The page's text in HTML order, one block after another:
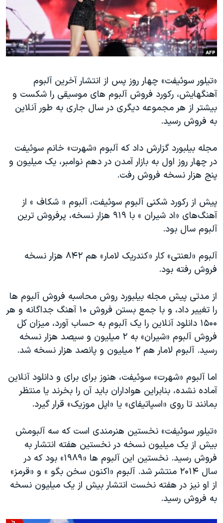
فرهنگ و زندگی
حقوق شهروندی
اقتصادی
اسرائیل در جنگ
گالری عکس
آرشیو پخش زنده
مستندها
انتخابات ریاست جمهوری آمریکا ۲۰۲۴
حمله جمهوری اسلامی به اسرائیل
ورزش زنان در ایران
اعتراضات زن، زندگی، آزادی
مجموعه مستندهای دادخواهی
دادگاه حمید نوری
چهل سال گروگان‌گیری
اعتراضات مردمی آبان ۹۸
اسرائیل در جنگ
همایش محافظه‌کاران آمریکا «سی‌پک»
سفر پرزیدنت ترامپ به چین
دنبال کنید
زبانهای مختلف
«تیلور سوئیفت» چهار روز پس از انتشار آخرین آلبوم
آهنگهایش، رکورد فروش آلبوم های موسیقی را شکست و
بیشتر از هر مجموعه دیگری در سال جاری به طور آنلاین
به فروش رسید.
مجله بیلبورد گزارش داد که آلبوم «شهرت» خانم سوئیفت
در چهار روز اول به بازار آمدن در دهم نوامبر، یک میلیون و
پنج هزار نسخه فروش رفت.
پیش از رکورد شکنی آلبوم سوئیفت، آلبوم « شکاف » از
آهنگ‌های «اد شیران » با ۹۱۹ هزار نسخه، پرفروش ترین
آلبوم سال بود.
آلبوم «لعنتی» کار «کندریک لامار» هم ۸۴۲ هزار نسخه
فروش رفته بود.
از مدتی پیش مجله بیلبورد روش محاسبه فروش آلبوم ها
را تغییر داد، و با جمع بستن فروش ۱۰ آهنگ جداگانه و هر
۱۵۰۰ دانلود آنلاین را یک آلبوم به حساب آورد، میزان کل
فروش آلبوم «شیران» به ۲ میلیون و سیصد هزار نسخه
رسید. آلبوم لامار هم ۲ میلیون و پانصد هزار نسخه شد.
اما آلبوم «شهرت» سوئیفت، هنوز برای برای و دانلود آنلاین
آماده نشده، بنابراین هواداران باید آن را بخرند یا منتظر
بمانند تا روی «اسپاتیفای» یا «اپل موزیک» قرار گیرد.
«تیلور سوئیفت» نخستین هنرمندی است که سه آلبومش
بیش از یک میلیون نسخه در نخستین هفته انتشار به
فروش رسید. نخستین این آلبوم ها «۱۹۸۹» بود که در
سال ۲۰۱۴ منتشر شد. آلبوم «اکنون سخن بگو » و «قرمز»
از او نیز در هفته نخست انتشار بیش از یک میلیون نسخه
به فروش رسید.